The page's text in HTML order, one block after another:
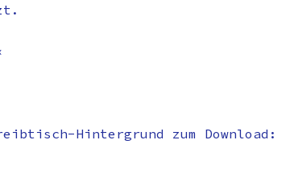
Hintergrund zum Download: